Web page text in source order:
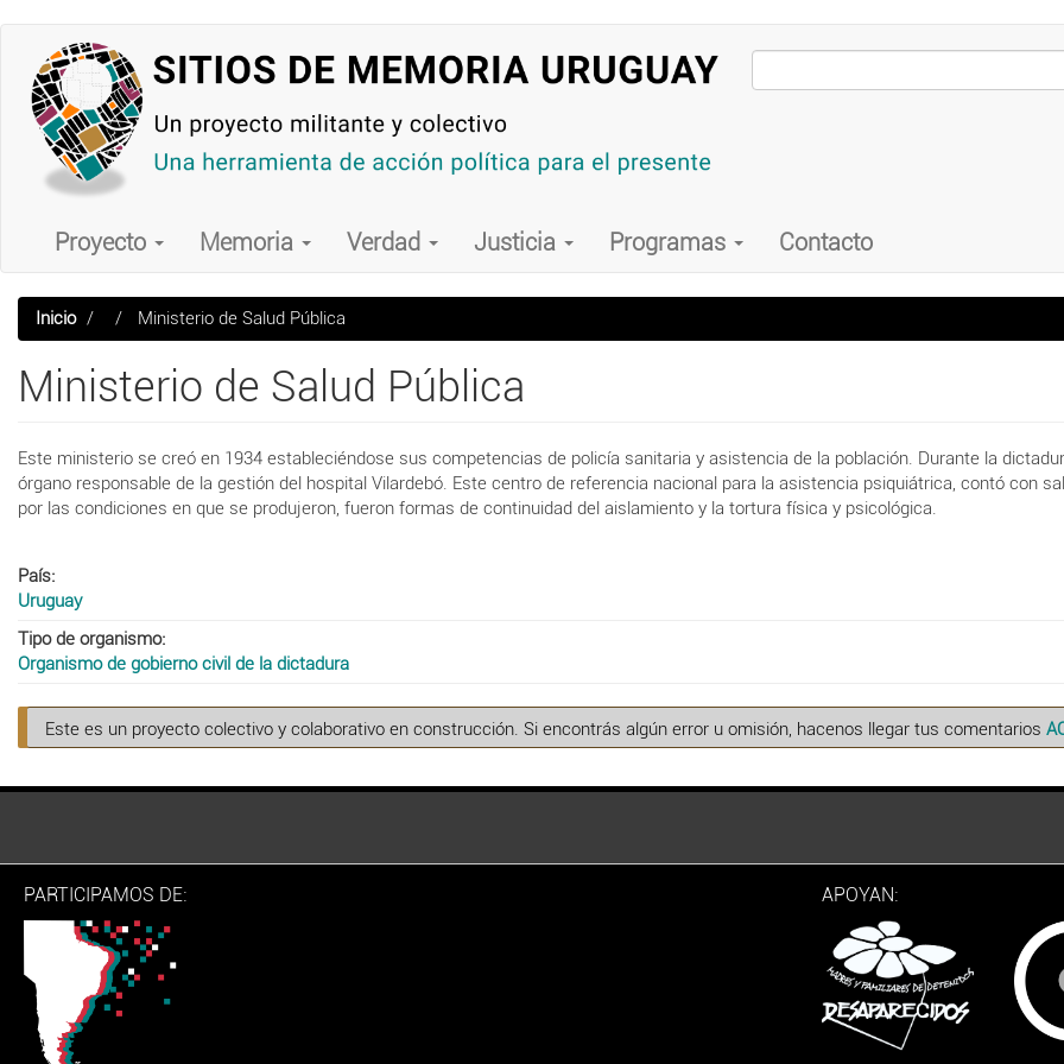
contenido
principal
Main
navigation
Proyecto Memoria Verdad Justicia Programas Contacto
Inicio Ministerio de Salud Pública
Ministerio de Salud Pública
Este ministerio se creó en 1934 estableciéndose sus competencias de policía sanitaria y asistencia de la población. Durante la
órgano responsable de la gestión del hospital Vilardebó. Este centro de referencia nacional para la asistencia psiquiátrica, contó con
por las condiciones en que se produjeron, fueron formas de continuidad del aislamiento y la tortura física y psicológica.
País
Uruguay
Tipo de organismo
Organismo de gobierno civil de la dictadura
Este es un proyecto colectivo y colaborativo en construcción. Si encontrás algún error u omisión, hacenos llegar tus comentarios
PARTICIPAMOS DE: APOYAN: